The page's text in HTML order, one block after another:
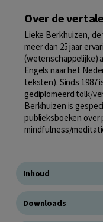
Over de
Lieke Berkhuizen,
meer dan 25 jaar
(wetenschappelijke)
Engels naar het
teksten). Sinds 1987
gediplomeerd tolk/
Berkhuizen is
publieksboeken over
mindfulness/
Inhoud
Downloads